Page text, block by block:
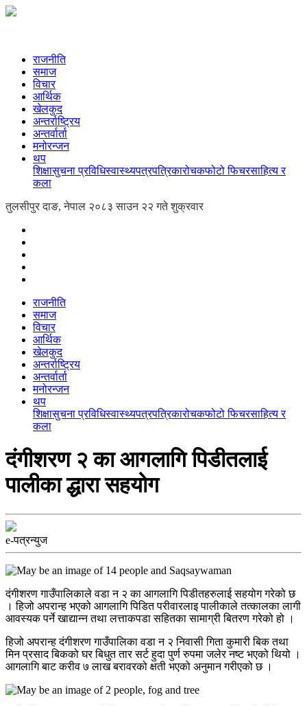
राजनीति
समाज
विचार
आर्थिक
खेलकुद
अन्तर्राष्ट्रिय
अन्तर्वार्ता
मनोरन्जन
थप
शिक्षासुचना प्रविधिस्वास्थ्यपत्रपत्रिकारोचकफोटो फिचरसाहित्य र
कला
तुलसीपुर दाङ, नेपाल २०८३ साउन २२ गते शुक्रवार
राजनीति
समाज
विचार
आर्थिक
खेलकुद
अन्तर्राष्ट्रिय
अन्तर्वार्ता
मनोरन्जन
थप
शिक्षासुचना प्रविधिस्वास्थ्यपत्रपत्रिकारोचकफोटो फिचरसाहित्य र
कला
दंगीशरण २ का आगलागि पिडीतलाई
पालीका द्धारा सहयोग
e-पत्रन्युज
दंगीशरण गाउँपालिकाले वडा न २ का आगलागि पिडीतहरुलाई सहयोग गरेको छ
। हिजो अपरान्ह भएको आगलागि पिडित परीवारलाइ पालीकाले तत्कालका लागी
आवस्यक पर्ने खाद्यान्न तथा लत्ताकपडा सहितका सामाग्री बितरण गरेको हो ।
हिजो अपरान्ह दंगीशरण गाउँपालिका वडा न २ निवासी गिता कुमारी बिक तथा
मिन प्रसाद बिकको घर बिधुत तार सर्ट हुदा पुर्ण रुपमा जलेर नष्ट भएको थियो ।
आगलागि बाट करीव ७ लाख बरावरको क्षती भएको अनुमान गरीएको छ ।